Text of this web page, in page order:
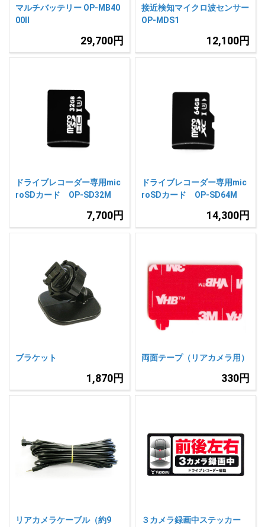
大口注文はこちら
マルチバッテリー OP-MB40
00Ⅱ
29,700円
接近検知マイクロ波センサー
OP-MDS1
12,100円
ドライブレコーダー専用mic
roSDカード OP-SD32M
7,700円
ドライブレコーダー専用mic
roSDカード OP-SD64M
14,300円
ブラケット
1,870円
両面テープ（リアカメラ用）
330円
リアカメラケーブル（約9
３カメラ録画中ステッカー